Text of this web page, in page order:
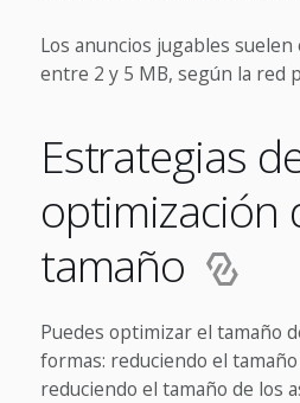
Los anuncios jugables
entre 2 y 5 MB, según la red
Estrategias
optimización
tamaño
Puedes optimizar el tamaño
formas: reduciendo el
reduciendo el tamaño de los